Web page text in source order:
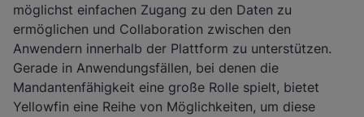
möglichst einfachen Zugang zu den Daten zu
ermöglichen und Collaboration zwischen den
Anwendern innerhalb der Plattform zu unterstützen.
Gerade in Anwendungsfällen, bei denen die
Mandantenfähigkeit eine große Rolle spielt, bietet
Yellowfin eine Reihe von Möglichkeiten, um diese